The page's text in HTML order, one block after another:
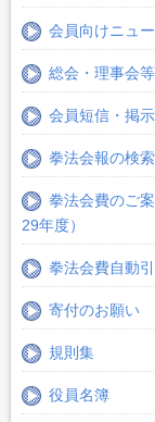
会員向けニュ
総会・理事会
会員短信・掲
拳法会報の検
拳法会費のご
29年度）
拳法会費自動
寄付のお願い
規則集
役員名簿